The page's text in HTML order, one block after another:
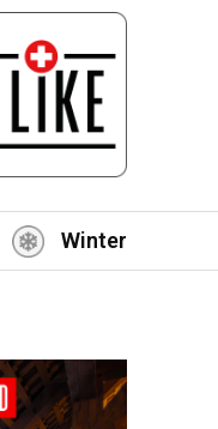
Winter